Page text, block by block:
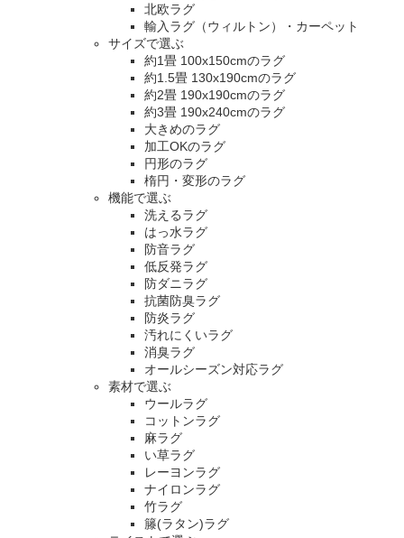
北欧ラグ
輸入ラグ（ウィルトン）・カーペット
サイズで選ぶ
約1畳 100x150cmのラグ
約1.5畳 130x190cmのラグ
約2畳 190x190cmのラグ
約3畳 190x240cmのラグ
大きめのラグ
加工OKのラグ
円形のラグ
楕円・変形のラグ
機能で選ぶ
洗えるラグ
はっ水ラグ
防音ラグ
低反発ラグ
防ダニラグ
抗菌防臭ラグ
防炎ラグ
汚れにくいラグ
消臭ラグ
オールシーズン対応ラグ
素材で選ぶ
ウールラグ
コットンラグ
麻ラグ
い草ラグ
レーヨンラグ
ナイロンラグ
竹ラグ
籐(ラタン)ラグ